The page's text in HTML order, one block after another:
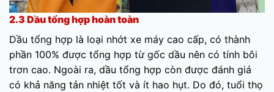
2.3 Dầu tổng hợp hoàn toàn
Dầu tổng hợp là loại nhớt xe máy cao cấp, có thành
phần 100% được tổng hợp từ gốc dầu nên có tính bôi
trơn cao. Ngoài ra, dầu tổng hợp còn được đánh giá
có khả năng tản nhiệt tốt và ít hao hụt. Do đó, tuổi thọ